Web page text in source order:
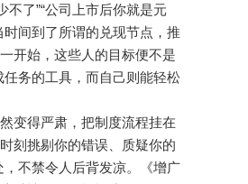
了”“公司上市后你就是元
间到了所谓的兑现节点，推
开始，这些人的目标便不是
务的工具，而自己则能轻松
变得严肃，把制度流程挂在
刻挑剔你的错误、质疑你的
不禁令人后背发凉。《增广